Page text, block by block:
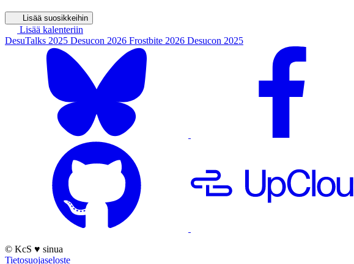
Lisää suosikkeihin
Lisää kalenteriin
DesuTalks 2025 Desucon 2026 Frostbite 2026 Desucon 2025
© KcS ♥ sinua
Tietosuojaseloste